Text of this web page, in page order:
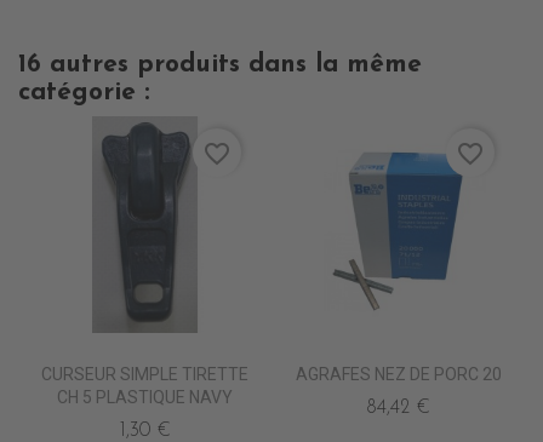
16 autres produits dans la même
catégorie :
CURSEUR SIMPLE TIRETTE
CH 5 PLASTIQUE NAVY
1,30 €
favorite_border
AGRAFES NEZ DE PORC 20
84,42 €
favorite_border